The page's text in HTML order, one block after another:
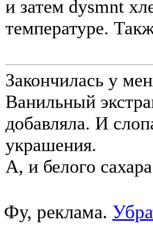
и затем dysmnt
температуре.
Закончилась у
Ванильный
добавляла. И
украшения.
А, и белого
Фу, реклама.